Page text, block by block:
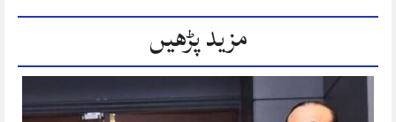
مزید پڑھیں